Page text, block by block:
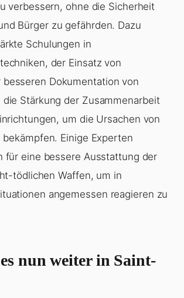
verbessern, ohne die Sicherheit
Bürger zu gefährden. Dazu
Schulungen in
der Einsatz von
besseren Dokumentation von
die Stärkung der Zusammenarbeit
um die Ursachen von
bekämpfen. Einige Experten
für eine bessere Ausstattung der
tödlichen Waffen, um in
angemessen reagieren zu
nun weiter in Saint-